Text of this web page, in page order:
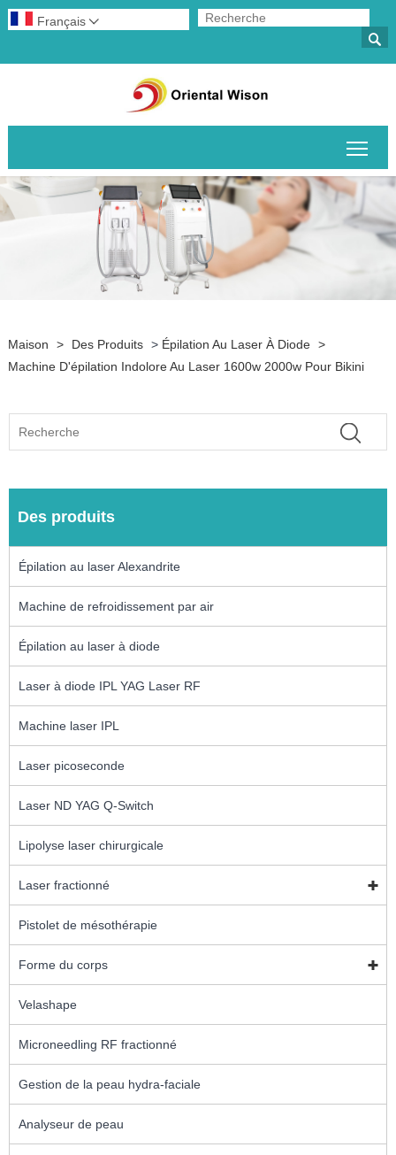

Français 
Maison > Des Produits > Épilation Au Laser À Diode >
Machine D'épilation Indolore Au Laser 1600w 2000w Pour Bikini
Des produits
Épilation au laser Alexandrite
Machine de refroidissement par air
Épilation au laser à diode
Laser à diode IPL YAG Laser RF
Machine laser IPL
Laser picoseconde
Laser ND YAG Q-Switch
Lipolyse laser chirurgicale
Laser fractionné
Pistolet de mésothérapie
Forme du corps
Velashape
Microneedling RF fractionné
Gestion de la peau hydra-faciale
Analyseur de peau